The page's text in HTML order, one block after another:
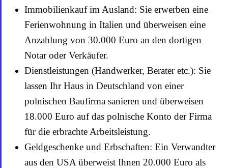
Immobilienkauf im Ausland: Sie erwerben eine
Ferienwohnung in Italien und überweisen eine
Anzahlung von 30.000 Euro an den dortigen
Notar oder Verkäufer.
Dienstleistungen (Handwerker, Berater etc.): Sie
lassen Ihr Haus in Deutschland von einer
polnischen Baufirma sanieren und überweisen
18.000 Euro auf das polnische Konto der Firma
für die erbrachte Arbeitsleistung.
Geldgeschenke und Erbschaften: Ein Verwandter
aus den USA überweist Ihnen 20.000 Euro als